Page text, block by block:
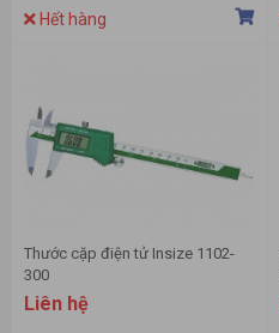
Hết hàng
Thước cặp điện tử Insize 1102-
300
Liên hệ